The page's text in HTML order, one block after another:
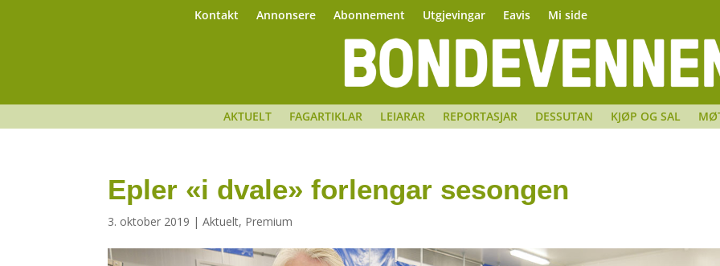
Kontakt Annonsere Abonnement Utgjevingar Eavis Mi side
AKTUELT FAGARTIKLAR LEIARAR REPORTASJAR DESSUTAN KJØP OG SAL
Epler «i dvale» forlengar sesongen
3. oktober 2019 |Aktuelt, Premium